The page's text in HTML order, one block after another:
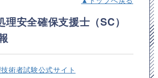
理安全確保支援士（SC）
術者試験公式サイト